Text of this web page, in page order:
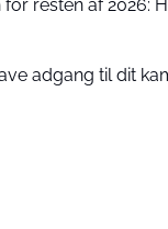
resten af 2026:
adgang til dit